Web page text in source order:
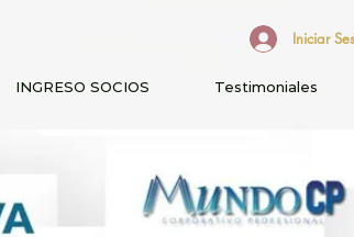
Iniciar
INGRESO SOCIOS Testimoniales